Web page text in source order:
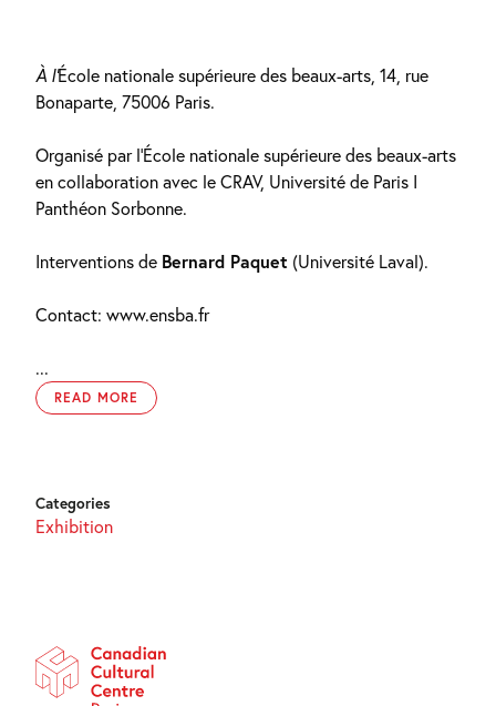
À l’École nationale supérieure des beaux-arts, 14, rue
Bonaparte, 75006 Paris.
Organisé par l’École nationale supérieure des beaux-arts
en collaboration avec le CRAV, Université de Paris I
Panthéon Sorbonne.
Interventions de Bernard Paquet (Université Laval).
Contact: www.ensba.fr
...
READ MORE
Categories
Exhibition